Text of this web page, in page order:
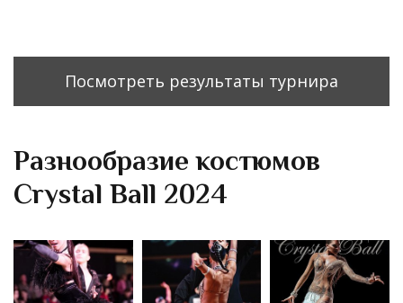
Посмотреть результаты турнира
Разнообразие костюмов
Crystal Ball 2024